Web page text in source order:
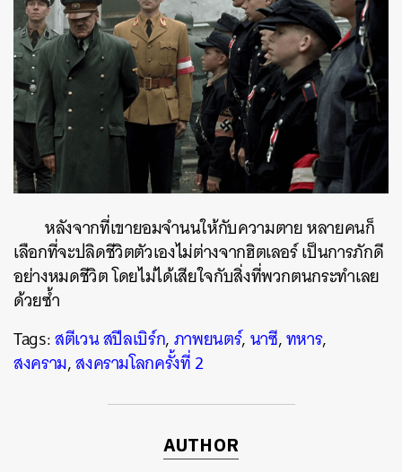
หลังจากที่เขายอมจำนนให้กับความตาย หลายคนก็
เลือกที่จะปลิดชีวิตตัวเองไม่ต่างจากฮิตเลอร์ เป็นการภักดี
อย่างหมดชีวิต โดยไม่ได้เสียใจกับสิ่งที่พวกตนกระทำเลย
ด้วยซ้ำ
Tags:สตีเวน สปีลเบิร์ก,ภาพยนตร์,นาซี,ทหาร,
สงคราม,สงครามโลกครั้งที่ 2
AUTHOR